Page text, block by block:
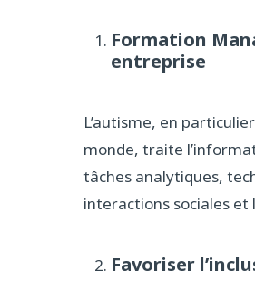
Formation
entreprise
L’autisme, en
monde, traite
tâches analytiques,
interactions sociales et
Favoriser